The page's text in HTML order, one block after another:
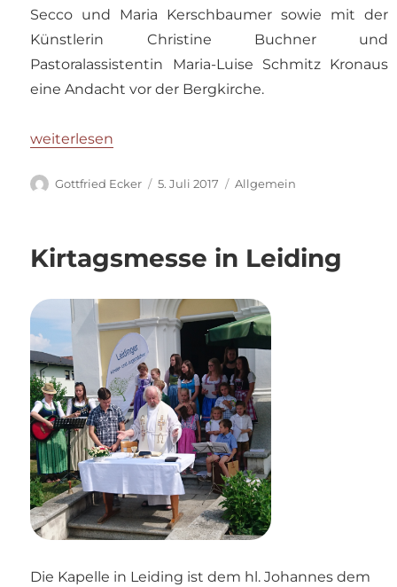
Secco und Maria Kerschbaumer sowie mit der
Künstlerin Christine Buchner und
Pastoralassistentin Maria-Luise Schmitz Kronaus
eine Andacht vor der Bergkirche.
„Segnung eines Mosaiks zum Thema „Innere
weiterlesen
Autor
Gottfried Ecker
Veröffentlicht
5. Juli 2017 Kategorien
Allgemein
Kirtagsmesse in Leiding
Die Kapelle in Leiding ist dem hl. Johannes dem